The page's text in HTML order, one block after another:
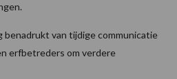
benadrukt van tijdige communicatie
erfbetreders om verdere